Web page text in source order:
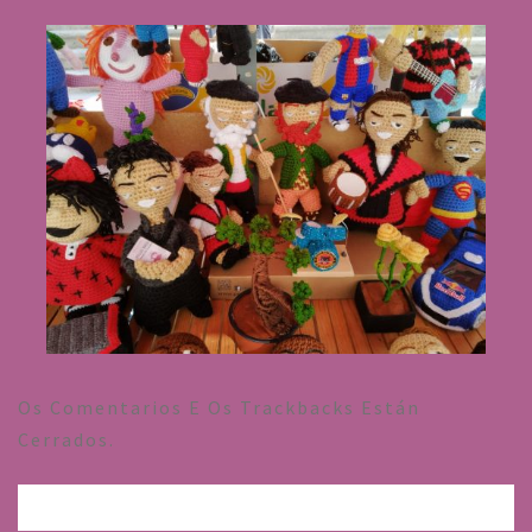
Os Comentarios E Os Trackbacks Están
Cerrados.